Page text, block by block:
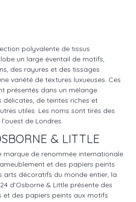
polyvalente de tissus
un large éventail de motifs,
des rayures et des tissages
variété de textures luxueuses. Ces
présentés dans un mélange
délicates, de teintes riches et
utiles. Les noms sont tirés des
de Londres.
& LITTLE
marque de renommée internationale
et des papiers peints
arts décoratifs du monde entier, la
d'Osborne & Little présente des
et des papiers peints aux motifs